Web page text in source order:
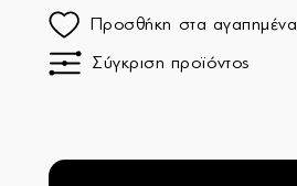
Προσθήκη στα αγαπημένα
Σύγκριση προϊόντος